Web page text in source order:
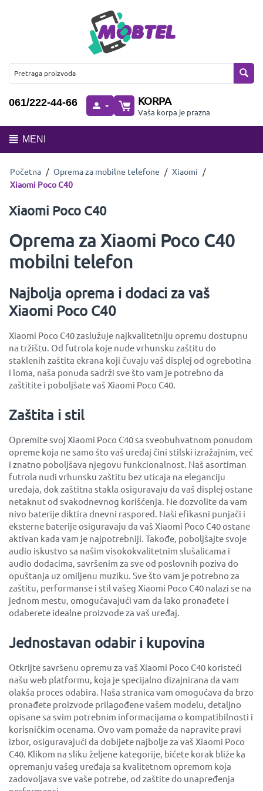
061/222-44-66 KORPA
Vaša korpa je prazna
MENI
Početna / Oprema za mobilne telefone / Xiaomi /
Xiaomi Poco C40
Xiaomi Poco C40
Oprema za Xiaomi Poco C40
mobilni telefon
Najbolja oprema i dodaci za vaš
Xiaomi Poco C40
Xiaomi Poco C40 zaslužuje najkvalitetniju opremu dostupnu
na tržištu. Od futrola koje nude vrhunsku zaštitu do
staklenih zaštita ekrana koji čuvaju vaš displej od ogrebotina
i loma, naša ponuda sadrži sve što vam je potrebno da
zaštitite i poboljšate vaš Xiaomi Poco C40.
Zaštita i stil
Opremite svoj Xiaomi Poco C40 sa sveobuhvatnom ponudom
opreme koja ne samo što vaš uređaj čini stilski izražajnim, već
i znatno poboljšava njegovu funkcionalnost. Naš asortiman
futrola nudi vrhunsku zaštitu bez uticaja na eleganciju
uređaja, dok zaštitna stakla osiguravaju da vaš displej ostane
netaknut od svakodnevnog korišćenja. Ne dozvolite da vam
nivo baterije diktira dnevni raspored. Naši efikasni punjači i
eksterne baterije osiguravaju da vaš Xiaomi Poco C40 ostane
aktivan kada vam je najpotrebniji. Takođe, poboljšajte svoje
audio iskustvo sa našim visokokvalitetnim slušalicama i
audio dodacima, savršenim za sve od poslovnih poziva do
opuštanja uz omiljenu muziku. Sve što vam je potrebno za
zaštitu, performanse i stil vašeg Xiaomi Poco C40 nalazi se na
jednom mestu, omogućavajući vam da lako pronađete i
odaberete idealne proizvode za vaš uređaj.
Jednostavan odabir i kupovina
Otkrijte savršenu opremu za vaš Xiaomi Poco C40 koristeći
našu web platformu, koja je specijalno dizajnirana da vam
olakša proces odabira. Naša stranica vam omogućava da brzo
pronađete proizvode prilagođene vašem modelu, detaljno
opisane sa svim potrebnim informacijama o kompatibilnosti i
korisničkim ocenama. Ovo vam pomaže da napravite pravi
izbor, osiguravajući da dobijete najbolje za vaš Xiaomi Poco
C40. Klikom na sliku željene kategorije, bićete korak bliže ka
opremanju vašeg uređaja sa kvalitetnom opremom koja
zadovoljava sve vaše potrebe, od zaštite do unapređenja